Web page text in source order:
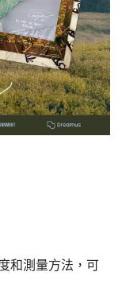
和測量方法，可